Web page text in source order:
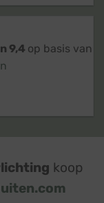
9,4 op basis van
koop